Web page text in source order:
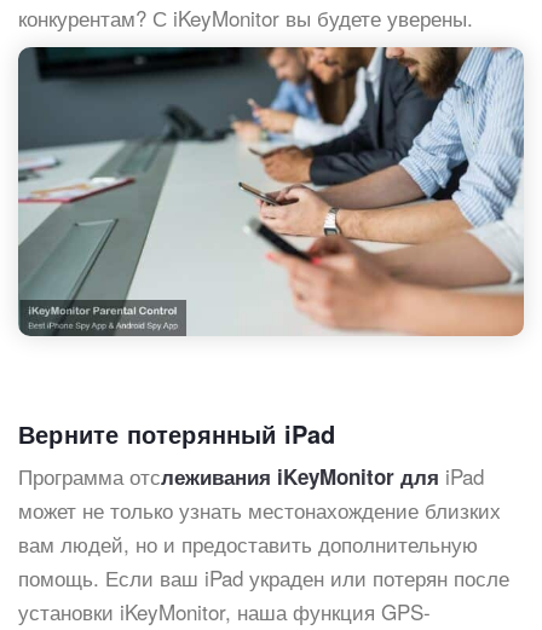
конкурентам? С iKeyMonitor вы будете уверены.
Верните потерянный iPad
Программа отслеживания iKeyMonitor для iPad
может не только узнать местонахождение близких
вам людей, но и предоставить дополнительную
помощь. Если ваш iPad украден или потерян после
установки iKeyMonitor, наша функция GPS-